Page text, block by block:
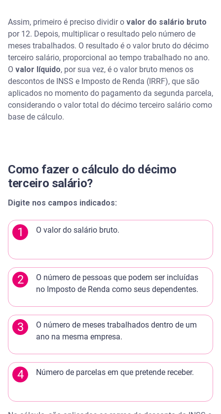
Assim, primeiro é preciso dividir o valor do salário bruto
por 12. Depois, multiplicar o resultado pelo número de
meses trabalhados. O resultado é o valor bruto do décimo
terceiro salário, proporcional ao tempo trabalhado no ano.
O valor líquido, por sua vez, é o valor bruto menos os
descontos de INSS e Imposto de Renda (IRRF), que são
aplicados no momento do pagamento da segunda parcela,
considerando o valor total do décimo terceiro salário como
base de cálculo.
Como fazer o cálculo do décimo
terceiro salário?
Digite nos campos indicados:
1 O valor do salário bruto.
2
O número de pessoas que podem ser incluídas
no Imposto de Renda como seus dependentes.
3
O número de meses trabalhados dentro de um
ano na mesma empresa.
4 Número de parcelas em que pretende receber.